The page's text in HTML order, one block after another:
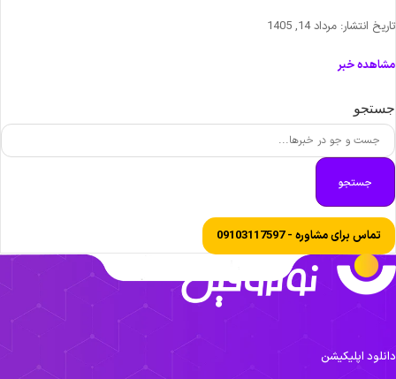
انتشار: مرداد 14, 1405
خبر
جستجو
تماس برای مشاوره - 09103117597
اپلیکیشن